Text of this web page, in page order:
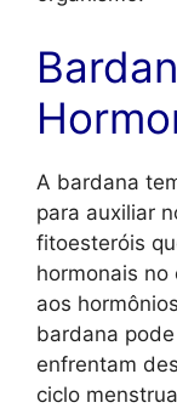
A bardana
para auxiliar
fitoesteróis
hormonais no
aos
bardana
enfrentam
ciclo